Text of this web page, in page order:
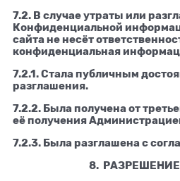
7.2. В случае утраты или
Конфиденциальной
сайта не несёт
конфиденциальная
7.2.1. Стала публичным
разглашения.
7.2.2. Была получена от
её получения
7.2.3. Была разглашена с
8.